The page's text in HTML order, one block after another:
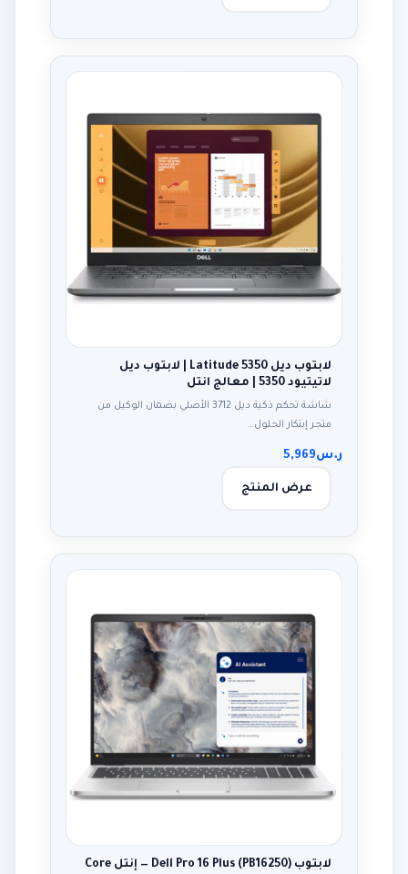
لابتوب ديل Latitude 5350 | لابتوب ديل
لاتيتيود 5350 | معالج انتل
شاشة تحكم ذكية ديل 3712 الأصلي بضمان الوكيل من
متجر إبتكار الحلول…
ر.س5,969
عرض المنتج
لابتوب Dell Pro 16 Plus (PB16250) — إنتل Core